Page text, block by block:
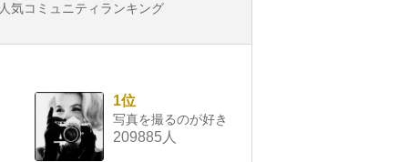
人気コミュニティランキング
1位
写真を撮るのが好き
209885人